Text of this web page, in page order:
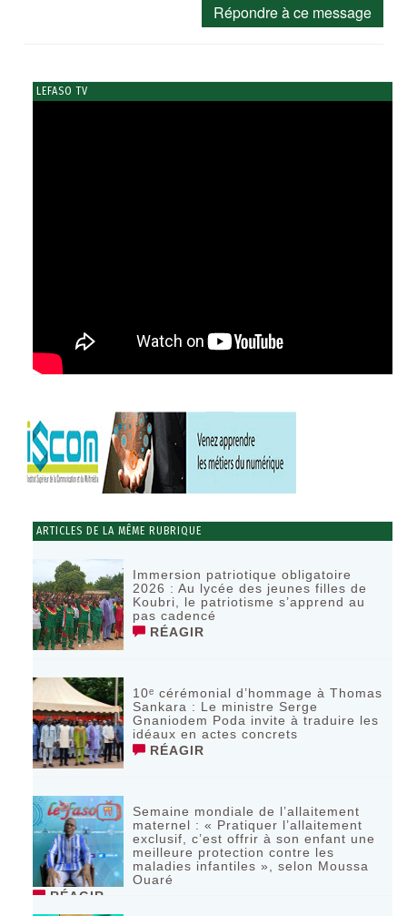
Répondre à ce message
LEFASO TV
ARTICLES DE LA MÊME RUBRIQUE
Immersion patriotique obligatoire
2026 : Au lycée des jeunes filles de
Koubri, le patriotisme s’apprend au
pas cadencé
RÉAGIR
10ᵉ cérémonial d’hommage à Thomas
Sankara : Le ministre Serge
Gnaniodem Poda invite à traduire les
idéaux en actes concrets
RÉAGIR
Semaine mondiale de l’allaitement
maternel : « Pratiquer l’allaitement
exclusif, c’est offrir à son enfant une
meilleure protection contre les
maladies infantiles », selon Moussa
Ouaré
RÉAGIR